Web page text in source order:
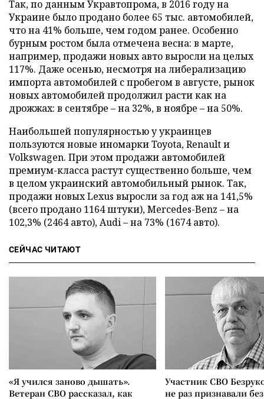
Так, по данным Укравтопрома, в 2016 году на
Украине было продано более 65 тыс. автомобилей,
что на 41% больше, чем годом ранее. Особенно
бурным ростом была отмечена весна: в марте,
например, продажи новых авто выросли на целых
117%. Даже осенью, несмотря на либерализацию
импорта автомобилей с пробегом в августе, рынок
новых автомобилей продолжил расти как на
дрожжах: в сентябре – на 32%, в ноябре – на 50%.
Наибольшей популярностью у украинцев
пользуются новые иномарки Toyota, Renault и
Volkswagen. При этом продажи автомобилей
премиум-класса растут существенно больше, чем
в целом украинский автомобильный рынок. Так,
продажи новых Lexus выросли за год аж на 141,5%
(всего продано 1164 штуки), Mercedes-Benz – на
102,3% (2464 авто), Audi – на 73% (1674 авто).
СЕЙЧАС ЧИТАЮТ
«Я учился заново дышать».
Ветеран СВО рассказал, как
Участник СВО
не раз признавали